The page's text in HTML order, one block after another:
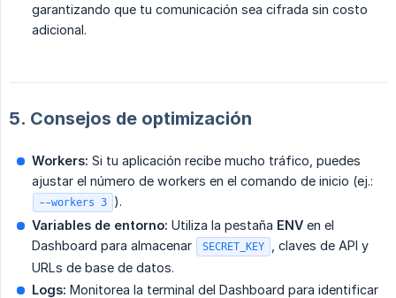
garantizando que tu comunicación sea cifrada sin costo
adicional.
5. Consejos de optimización
Workers: Si tu aplicación recibe mucho tráfico, puedes
ajustar el número de workers en el comando de inicio (ej.:
--workers 3 ).
Variables de entorno: Utiliza la pestaña ENV en el
Dashboard para almacenar
SECRET_KEY
, claves de API y
URLs de base de datos.
Logs: Monitorea la terminal del Dashboard para identificar